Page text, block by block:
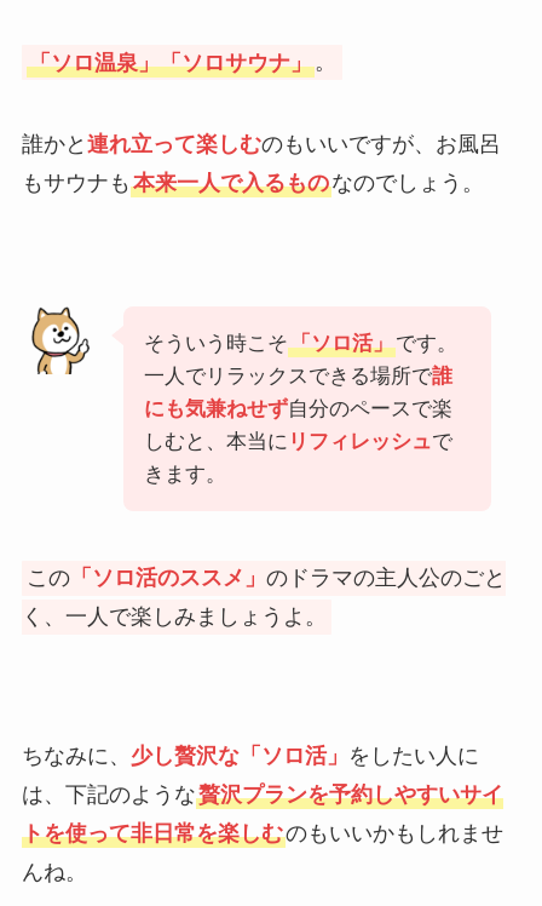
「ソロ温泉」「ソロサウナ」。
誰かと 連れ立って楽しむのもいいですが、お風呂
もサウナも 本来一人で入るものなのでしょう。
そういう時こそ「ソロ活」です。
一人でリラックスできる場所で誰
にも気兼ねせず自分のペースで楽
しむと、本当に リフィレッシュで
きます。
この 「ソロ活のススメ」のドラマの主人公のごと
く、一人で楽しみましょうよ。
ちなみに、 少し贅沢な「ソロ活」 をしたい人に
は、下記のような贅沢プランを予約しやすいサイ
トを使って非日常を楽しむのもいいかもしれませ
んね。